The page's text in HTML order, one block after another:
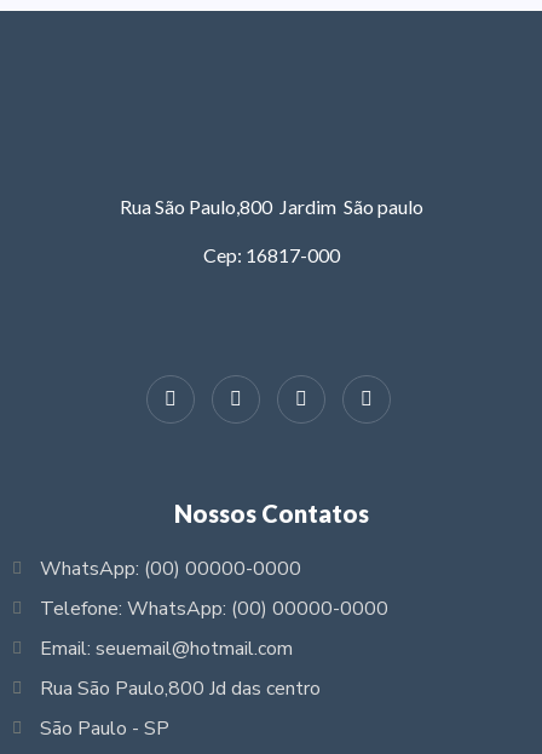
Rua São Paulo,800 Jardim São paulo
Cep: 16817-000
Nossos Contatos
WhatsApp: (00) 00000-0000
Telefone: WhatsApp: (00) 00000-0000
Email: seuemail@hotmail.com
Rua São Paulo,800 Jd das centro
São Paulo - SP